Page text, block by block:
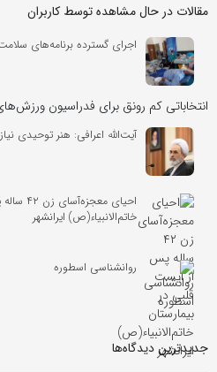
مقالات در حال مشاهده توسط کاربران
اجرای گسترده برنامه‌های
انتخاباتی کم رونق برای فدراسیون ورزش‌های
آیت‌الله اعرافی: هنر توحیدی
احیای
خاتم‌الانبیاء(ص) ایرانشهر
روانشناسی اسطوره
جدیدترین دیدگاه‌‌ها